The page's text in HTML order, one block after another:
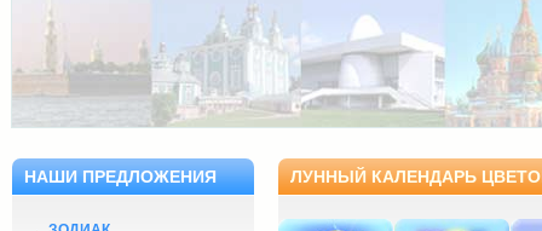
НАШИ ПРЕДЛОЖЕНИЯ ЛУННЫЙ КАЛЕНДАРЬ